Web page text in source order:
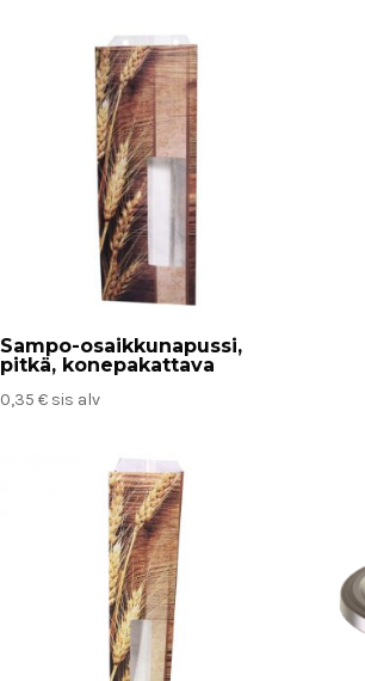
Sampo-osaikkunapussi,
pitkä, konepakattava
0,35€ sis alv